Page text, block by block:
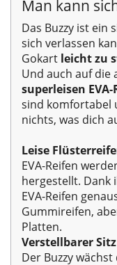
Man kann
Das Buzzy ist ein
sich verlassen
Gokart leicht zu
Und auch auf die
superleisen EVA-
sind komfortabel
nichts, was dich
Leise
EVA-Reifen
hergestellt. Dank
EVA-Reifen
Gummireifen,
Platten.
Verstellbarer Sitz
Der Buzzy